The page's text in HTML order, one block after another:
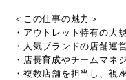
＜この仕事の魅力＞
・アウトレット特有の大
・人気ブランドの店舗運
・店長育成やチームマネ
・複数店舗を担当し、視